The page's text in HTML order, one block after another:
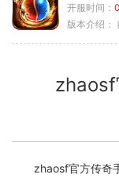
开服时间：
版本介绍：
zhaosf
zhaosf官方传奇